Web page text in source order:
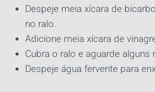
Despeje meia xícara de
no ralo.
Adicione meia xícara de
Cubra o ralo e aguarde alguns
Despeje água fervente para